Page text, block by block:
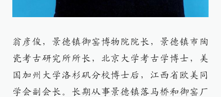
翁彦俊，景德镇御窑博物院院长，景德镇市陶
瓷考古研究所所长，北京大学考古学博士，美
国加州大学洛杉矶分校博士后，江西省欧美同
学会副会长。长期从事景德镇落马桥和御窑厂